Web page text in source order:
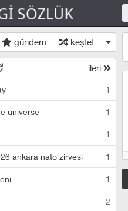
gündem keşfet
ileri
1
universe 1
1
ankara nato zirvesi 1
1
2